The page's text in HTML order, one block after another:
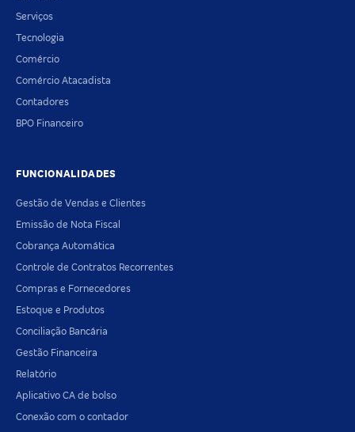
Serviços
Tecnologia
Comércio
Comércio Atacadista
Contadores
BPO Financeiro
FUNCIONALIDADES
Gestão de Vendas e Clientes
Emissão de Nota Fiscal
Cobrança Automática
Controle de Contratos Recorrentes
Compras e Fornecedores
Estoque e Produtos
Conciliação Bancária
Gestão Financeira
Relatório
Aplicativo CA de bolso
Conexão com o contador